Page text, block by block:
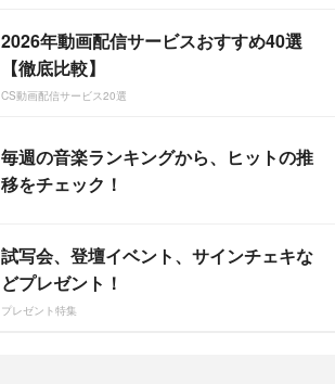
2026年動画配信サービスおすすめ40選
【徹底比較】
CS動画配信サービス20選
毎週の音楽ランキングから、ヒットの推
移をチェック！
試写会、登壇イベント、サインチェキな
どプレゼント！
プレゼント特集